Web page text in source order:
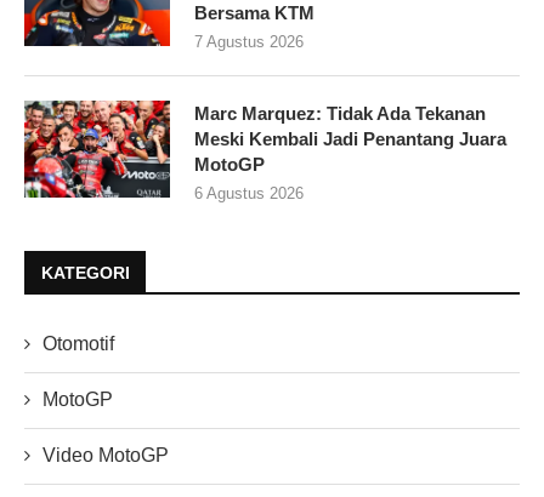
Bersama KTM
7 Agustus 2026
Marc Marquez: Tidak Ada Tekanan
Meski Kembali Jadi Penantang Juara
MotoGP
6 Agustus 2026
KATEGORI
Otomotif
MotoGP
Video MotoGP